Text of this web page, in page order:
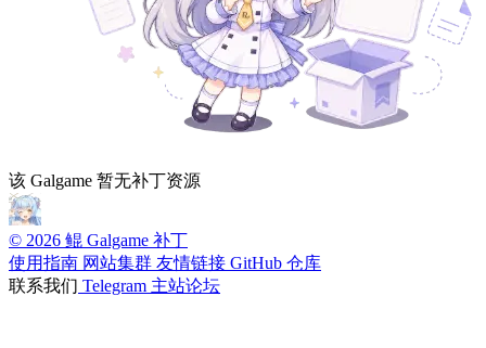
该 Galgame 暂无补丁资源
© 2026 鲲 Galgame 补丁
使用指南 网站集群 友情链接 GitHub 仓库
联系我们 Telegram 主站论坛